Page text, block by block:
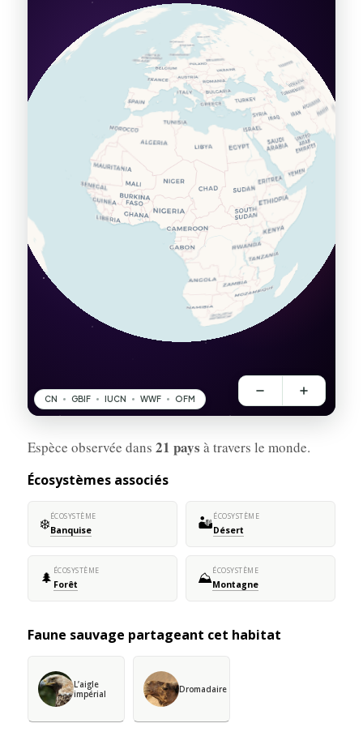
Espèce observée dans 21 pays à travers le monde.
Écosystèmes associés
❄️ÉCOSYSTÈME
Banquise 🏜️ÉCOSYSTÈME
Désert
🌲 ÉCOSYSTÈME
Forêt ⛰️ÉCOSYSTÈME
Montagne
Faune sauvage partageant cet habitat
L’aigle
impérial
Dromadaire